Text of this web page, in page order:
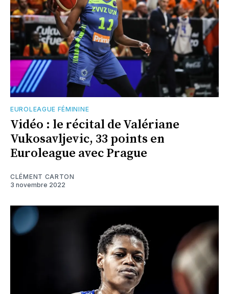
EUROLEAGUE FÉMININE
Vidéo : le récital de Valériane
Vukosavljevic, 33 points en
Euroleague avec Prague
CLÉMENT CARTON
3 novembre 2022